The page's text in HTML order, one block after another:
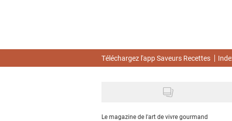
Téléchargez l'app Saveurs Recettes
Le magazine de l'art de vivre gourmand